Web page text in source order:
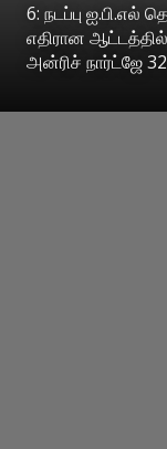
6: நடப்பு
எதிரான
அன்ரிச் நார்ட்ஜே